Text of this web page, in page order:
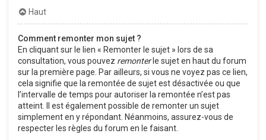
Haut
Comment remonter mon sujet ?
En cliquant sur le lien « Remonter le sujet » lors de sa
consultation, vous pouvez remonterle sujet en haut du forum
sur la première page. Par ailleurs, si vous ne voyez pas ce lien,
cela signifie que la remontée de sujet est désactivée ou que
l’intervalle de temps pour autoriser la remontée n’est pas
atteint. Il est également possible de remonter un sujet
simplement en y répondant. Néanmoins, assurez-vous de
respecter les règles du forum en le faisant.